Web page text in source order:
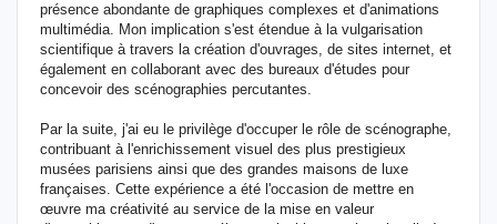
présence abondante de graphiques complexes et d'animations
multimédia. Mon implication s'est étendue à la vulgarisation
scientifique à travers la création d'ouvrages, de sites internet, et
également en collaborant avec des bureaux d'études pour
concevoir des scénographies percutantes.
Par la suite, j'ai eu le privilège d'occuper le rôle de scénographe,
contribuant à l'enrichissement visuel des plus prestigieux
musées parisiens ainsi que des grandes maisons de luxe
françaises. Cette expérience a été l'occasion de mettre en
œuvre ma créativité au service de la mise en valeur